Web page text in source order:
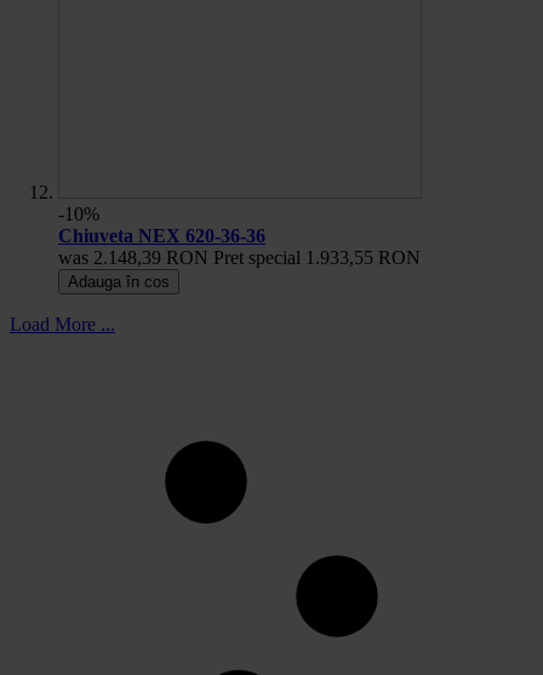
-10%
Chiuveta NEX 620-36-36
was 2.148,39 RON Pret special 1.933,55 RON
Adauga în cos
Load More ...